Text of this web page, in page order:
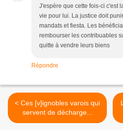
J'espère que cette fois-ci c'est
vie pour lui. La justice doit
mandats et fiesta. Les
rembourser les contribuables
quitte à vendre leurs biens
Répondre
< Ces [v]ignobles varois qui
servent de décharge...